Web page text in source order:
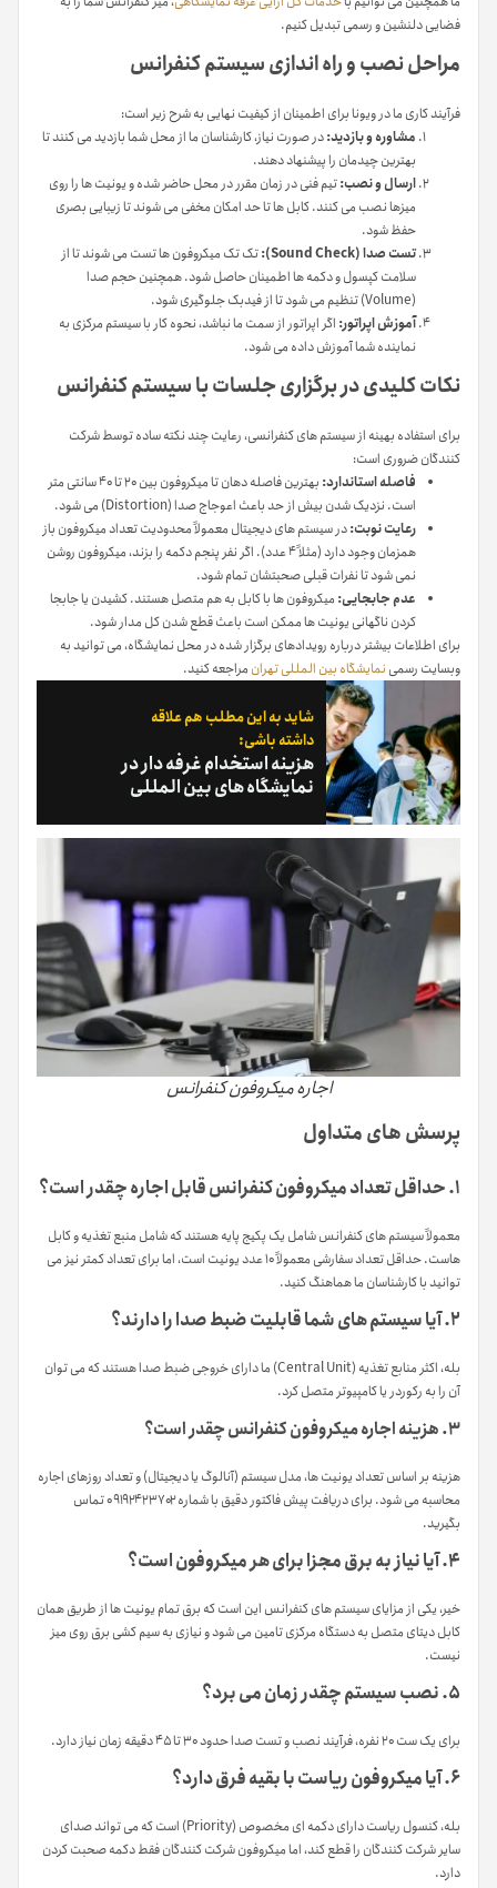
فضایی دلنشین و رسمی تبدیل کنیم.
مراحل نصب و راه اندازی سیستم کنفرانس
فرآیند کاری ما در ویونا برای اطمینان از کیفیت نهایی به شرح زیر است:
مشاوره و بازدید:در صورت نیاز، کارشناسان ما از محل شما بازدید می کنند تا
بهترین چیدمان را پیشنهاد دهند.
ارسال و نصب:تیم فنی در زمان مقرر در محل حاضر شده و یونیت ها را روی
میزها نصب می کنند. کابل ها تا حد امکان مخفی می شوند تا زیبایی بصری
حفظ شود.
تست صدا (Sound Check):
تک تک میکروفون ها تست می شوند تا از
سلامت کپسول و دکمه ها اطمینان حاصل شود. همچنین حجم صدا
(Volume) تنظیم می شود تا از فیدبک جلوگیری شود.
آموزش اپراتور: اگر اپراتور از سمت ما نباشد، نحوه کار با سیستم مرکزی به
نماینده شما آموزش داده می شود.
نکات کلیدی در برگزاری جلسات با سیستم کنفرانس
برای استفاده بهینه از سیستم های کنفرانسی، رعایت چند نکته ساده توسط شرکت
کنندگان ضروری است:
فاصله استاندارد:
بهترین فاصله دهان تا میکروفون بین ۲۰ تا ۴۰ سانتی متر
است. نزدیک شدن بیش از حد باعث اعوجاج صدا (Distortion) می شود.
رعایت نوبت:در سیستم های دیجیتال معمولاً محدودیت تعداد میکروفون باز
همزمان وجود دارد (مثلاً ۴ عدد). اگر نفر پنجم دکمه را بزند، میکروفون روشن
نمی شود تا نفرات قبلی صحبتشان تمام شود.
عدم جابجایی: میکروفون ها با کابل به هم متصل هستند. کشیدن یا جابجا
کردن ناگهانی یونیت ها ممکن است باعث قطع شدن کل مدار شود.
برای اطلاعات بیشتر درباره رویدادهای برگزار شده در محل نمایشگاه، می توانید به
وبسایت رسمی نمایشگاه بین المللی تهران مراجعه کنید.
شاید به این مطلب هم علاقه
داشته باشی:
هزینه استخدام غرفه دار در
نمایشگاه های بین المللی
اجاره میکروفون کنفرانس
پرسش های متداول
۱. حداقل تعداد میکروفون کنفرانس قابل اجاره چقدر است؟
معمولاً سیستم های کنفرانس شامل یک پکیج پایه هستند که شامل منبع تغذیه و کابل
هاست. حداقل تعداد سفارشی معمولاً ۱۰ عدد یونیت است، اما برای تعداد کمتر نیز می
توانید با کارشناسان ما هماهنگ کنید.
۲. آیا سیستم های شما قابلیت ضبط صدا را دارند؟
بله، اکثر منابع تغذیه (Central Unit) ما دارای خروجی ضبط صدا هستند که می توان
آن را به رکوردر یا کامپیوتر متصل کرد.
۳. هزینه اجاره میکروفون کنفرانس چقدر است؟
هزینه بر اساس تعداد یونیت ها، مدل سیستم (آنالوگ یا دیجیتال) و تعداد روزهای اجاره
محاسبه می شود. برای دریافت پیش فاکتور دقیق با شماره ۰۹۱۹۲۴۲۳۷۰۲ تماس
بگیرید.
۴. آیا نیاز به برق مجزا برای هر میکروفون است؟
خیر، یکی از مزایای سیستم های کنفرانس این است که برق تمام یونیت ها از طریق همان
کابل دیتای متصل به دستگاه مرکزی تامین می شود و نیازی به سیم کشی برق روی میز
نیست.
۵. نصب سیستم چقدر زمان می برد؟
برای یک ست ۲۰ نفره، فرآیند نصب و تست صدا حدود ۳۰ تا ۴۵ دقیقه زمان نیاز دارد.
۶. آیا میکروفون ریاست با بقیه فرق دارد؟
بله، کنسول ریاست دارای دکمه ای مخصوص (Priority) است که می تواند صدای
سایر شرکت کنندگان را قطع کند، اما میکروفون شرکت کنندگان فقط دکمه صحبت کردن
دارد.